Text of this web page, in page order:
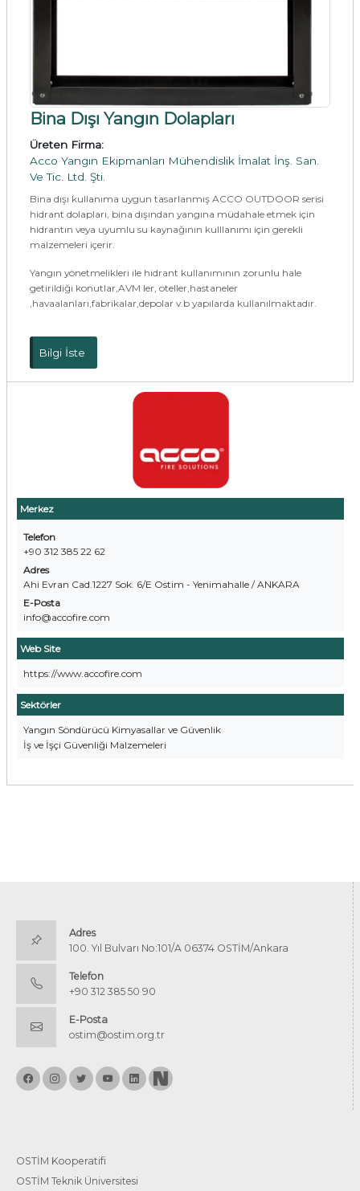
Merkez
Telefon
+90 312 385 22 62
Adres
Ahi Evran Cad.1227 Sok. 6/E Ostim - Yenimahalle / ANKARA
E-Posta
info@accofire.com
Web Site
https://www.accofire.com
Sektörler
Yangın Söndürücü Kimyasallar ve Güvenlik
İş ve İşçi Güvenliği Malzemeleri
Bina Dışı Yangın Dolapları
Üreten Firma:
Acco Yangın Ekipmanları Mühendislik İmalat İnş. San.
Ve Tic. Ltd. Şti.
Bina dışı kullanıma uygun tasarlanmış ACCO OUTDOOR serisi
hidrant dolapları, bina dışından yangına müdahale etmek için
hidrantın veya uyumlu su kaynağının kulllanımı için gerekli
malzemeleri içerir.
Yangın yönetmelikleri ile hidrant kullanımının zorunlu hale
getirildiği konutlar,AVM ler, oteller,hastaneler
,havaalanları,fabrikalar,depolar v.b yapılarda kullanılmaktadır.
Bilgi İste
Adres
100. Yıl Bulvarı No:101/A 06374 OSTİM/Ankara
Telefon
+90 312 385 50 90
E-Posta
ostim@ostim.org.tr
OSTİM Kooperatifi
OSTİM Teknik Üniversitesi